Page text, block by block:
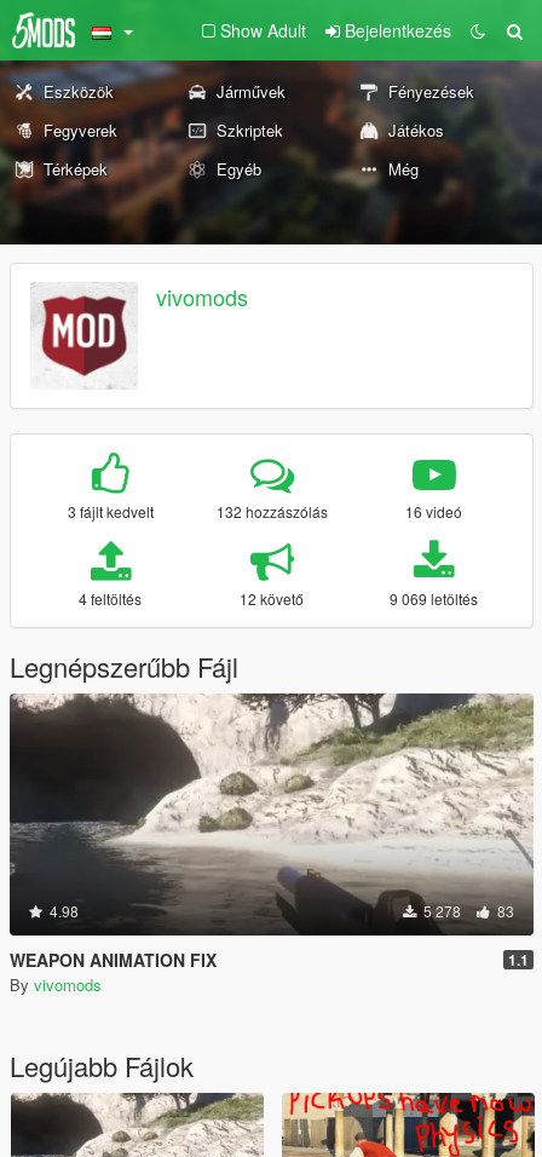
Show Adult Bejelentkezés
Eszközök Járművek
Fényezések
Fegyverek
Szkriptek
Játékos
Térképek
Egyéb Még
vivomods
3 fájlt kedvelt 132 hozzászólás 16 videó
4 feltöltés 12 követő 9 069 letöltés
Legnépszerűbb Fájl
4.98 5 278 83
WEAPON ANIMATION FIX 1.1
By vivomods
Legújabb Fájlok